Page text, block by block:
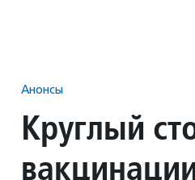
Анонсы
Круглый